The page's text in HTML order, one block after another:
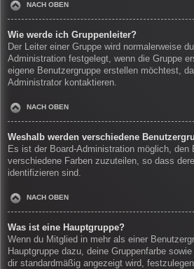
NACH OBEN
Wie werde ich Gruppenleiter?
Der Leiter einer Gruppe wird normalerweise
Administration festgelegt, wenn die Gruppe
eigene Benutzergruppe erstellen möchtest,
Administrator kontaktieren.
NACH OBEN
Weshalb werden verschiedene
Es ist der Board-Administration möglich, den
verschiedene Farben zuzuteilen, so dass
identifizieren sind.
NACH OBEN
Was ist eine Hauptgruppe?
Wenn du Mitglied in mehr als einer
Hauptgruppe dazu, deine Gruppenfarbe
dir standardmäßig angezeigt wird,